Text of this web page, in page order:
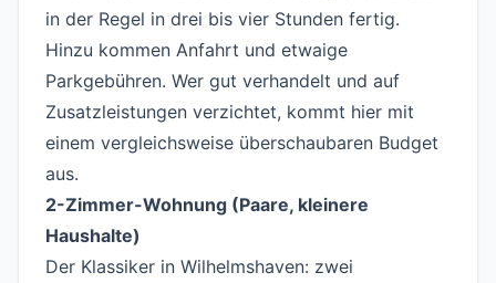
in der Regel in drei bis vier Stunden fertig.
Hinzu kommen Anfahrt und etwaige
Parkgebühren. Wer gut verhandelt und auf
Zusatzleistungen verzichtet, kommt hier mit
einem vergleichsweise überschaubaren Budget
aus.
2-Zimmer-Wohnung (Paare, kleinere
Haushalte)
Der Klassiker in Wilhelmshaven: zwei